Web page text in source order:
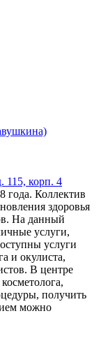
115, корп. 4
года. Коллектив
здоровья
На данный
услуги,
услуги
и окулиста,
В центре
получить
можно